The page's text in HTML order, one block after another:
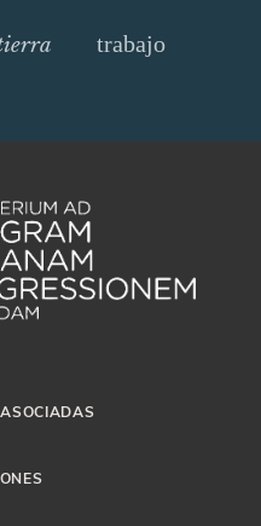
trabajo